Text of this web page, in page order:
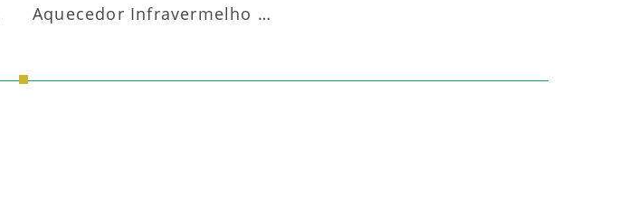
Aquecedor Infravermelho Pedestal Luft-20000